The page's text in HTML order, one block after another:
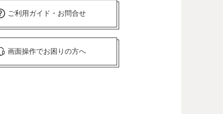
ご利用ガイド・お問合せ
画面操作でお困りの方へ